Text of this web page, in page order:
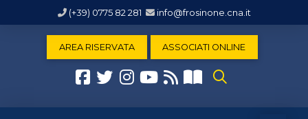
(+39) 0775 82 281 info@frosinone.cna.it
AREA RISERVATA ASSOCIATI ONLINE